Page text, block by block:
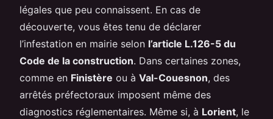
légales que peu connaissent. En cas de
découverte, vous êtes tenu de déclarer
l’infestation en mairie selon l’article L.126-5 du
Code de la construction. Dans certaines zones,
comme en Finistère ou à Val-Couesnon, des
arrêtés préfectoraux imposent même des
diagnostics réglementaires. Même si, à Lorient, le